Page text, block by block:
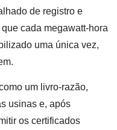
de registro e
cada megawatt-hora
uma única vez,
um livro-razão,
usinas e, após
os certificados